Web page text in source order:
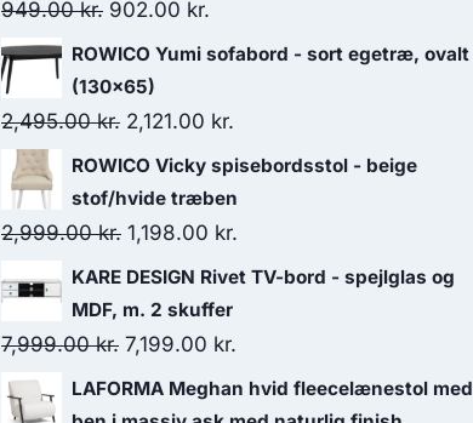
949.00kr. 902.00 kr.
ROWICO Yumi sofabord - sort egetræ, ovalt
(130x65)
2,495.00kr. 2,121.00 kr.
ROWICO Vicky spisebordsstol - beige
stof/hvide træben
2,999.00kr. 1,198.00 kr.
KARE DESIGN Rivet TV-bord - spejlglas og
MDF, m. 2 skuffer
7,999.00kr. 7,199.00 kr.
LAFORMA Meghan hvid fleecelænestol med